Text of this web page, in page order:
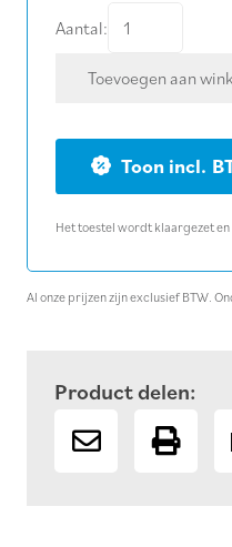
Aantal:
406
voor
schuurpapier/
Toevoegen aan
Het toestel wordt klaargezet
Al onze prijzen zijn exclusief BTW.
Product delen: